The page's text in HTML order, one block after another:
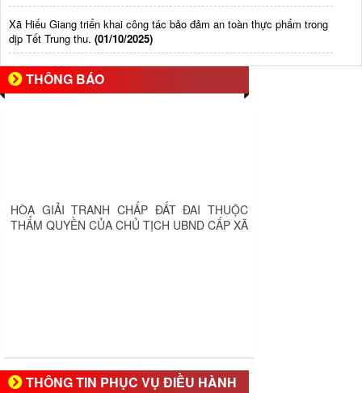
Xã Hiếu Giang triển khai công tác bảo đảm an toàn thực phẩm trong
dịp Tết Trung thu. (01/10/2025)
THÔNG BÁO
THẨM QUYỀN CỦA CHỦ TỊCH UBND CẤP XÃ
THÔNG TIN PHỤC VỤ ĐIỀU HÀNH